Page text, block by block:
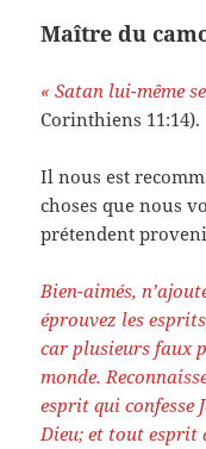
Maître du
« Satan lui-même
Corinthiens 11:14).
Il nous est
choses que nous
prétendent
Bien-aimés,
éprouvez les
car plusieurs faux
monde.
esprit qui confesse
Dieu; et tout esprit